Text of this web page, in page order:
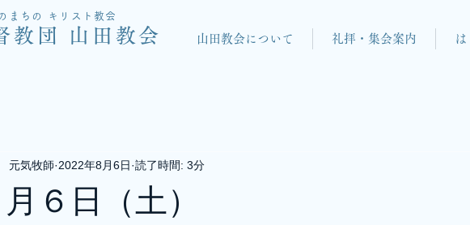
まちの キリスト教会
教団 山田教会 山田教会について 礼拝・集会案内
月６日（土）
元気牧師 2022年8月6日 読了時間: 3分